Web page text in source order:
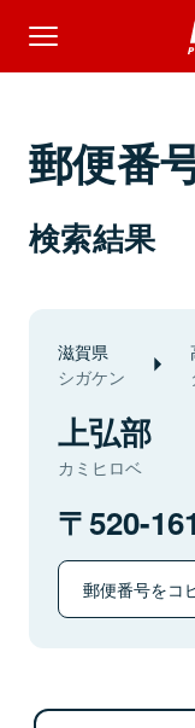
郵便番
検索結果
滋賀県
シガケン
上弘部
カミヒロベ
520-
郵便番号をコ